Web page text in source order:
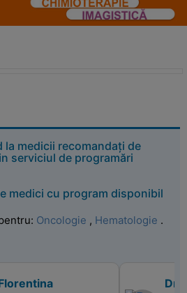
la medicii recomandați de
serviciul de programări
medici cu program disponibil
Oncologie , Hematologie .
Dr.